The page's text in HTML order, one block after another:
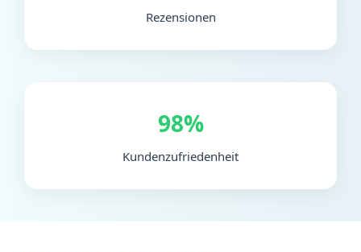
Rezensionen
98%
Kundenzufriedenheit